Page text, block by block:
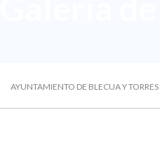
AYUNTAMIENTO DE BLECUA Y TORRES